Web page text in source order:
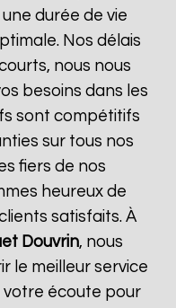
durée de vie
Nos délais
nous nous
besoins dans les
sont compétitifs
sur tous nos
fiers de nos
heureux de
satisfaits. À
Douvrin, nous
le meilleur service
votre écoute pour